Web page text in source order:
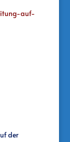
auf-
der